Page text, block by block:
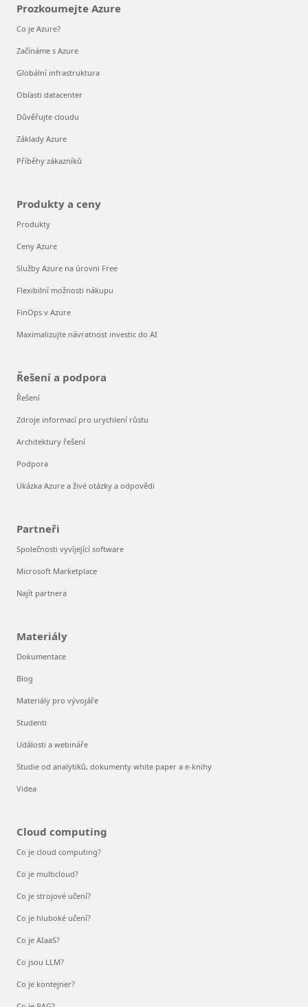
Prozkoumejte Azure
Co je Azure?
Začínáme s Azure
Globální infrastruktura
Oblasti datacenter
Důvěřujte cloudu
Základy Azure
Příběhy zákazníků
Produkty a ceny
Produkty
Ceny Azure
Služby Azure na úrovni Free
Flexibilní možnosti nákupu
FinOps v Azure
Maximalizujte návratnost investic do AI
Řešení a podpora
Řešení
Zdroje informací pro urychlení růstu
Architektury řešení
Podpora
Ukázka Azure a živé otázky a odpovědi
Partneři
Společnosti vyvíjející software
Microsoft Marketplace
Najít partnera
Materiály
Dokumentace
Blog
Materiály pro vývojáře
Studenti
Události a webináře
Studie od analytiků, dokumenty white paper a e-knihy
Videa
Cloud computing
Co je cloud computing?
Co je multicloud?
Co je strojové učení?
Co je hluboké učení?
Co je AIaaS?
Co jsou LLM?
Co je kontejner?